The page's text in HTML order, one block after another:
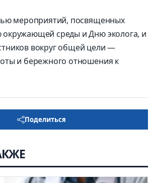
мероприятий, посвященных
среды и Дню эколога, и
вокруг общей цели —
и бережного отношения к
Поделиться